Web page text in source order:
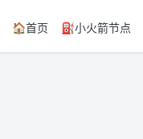
🏠️首页 ⛽小火箭节点